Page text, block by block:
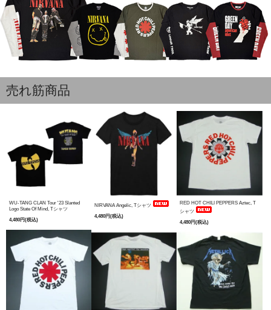
売れ筋商品
WU-TANG CLAN Tour '23 Slanted
Logo State Of Mind, Tシャツ
4,480円(税込)
NIRVANA Angelic, Tシャツ
4,480円(税込)
RED HOT CHILI PEPPERS Aztec, T
シャツ
4,480円(税込)